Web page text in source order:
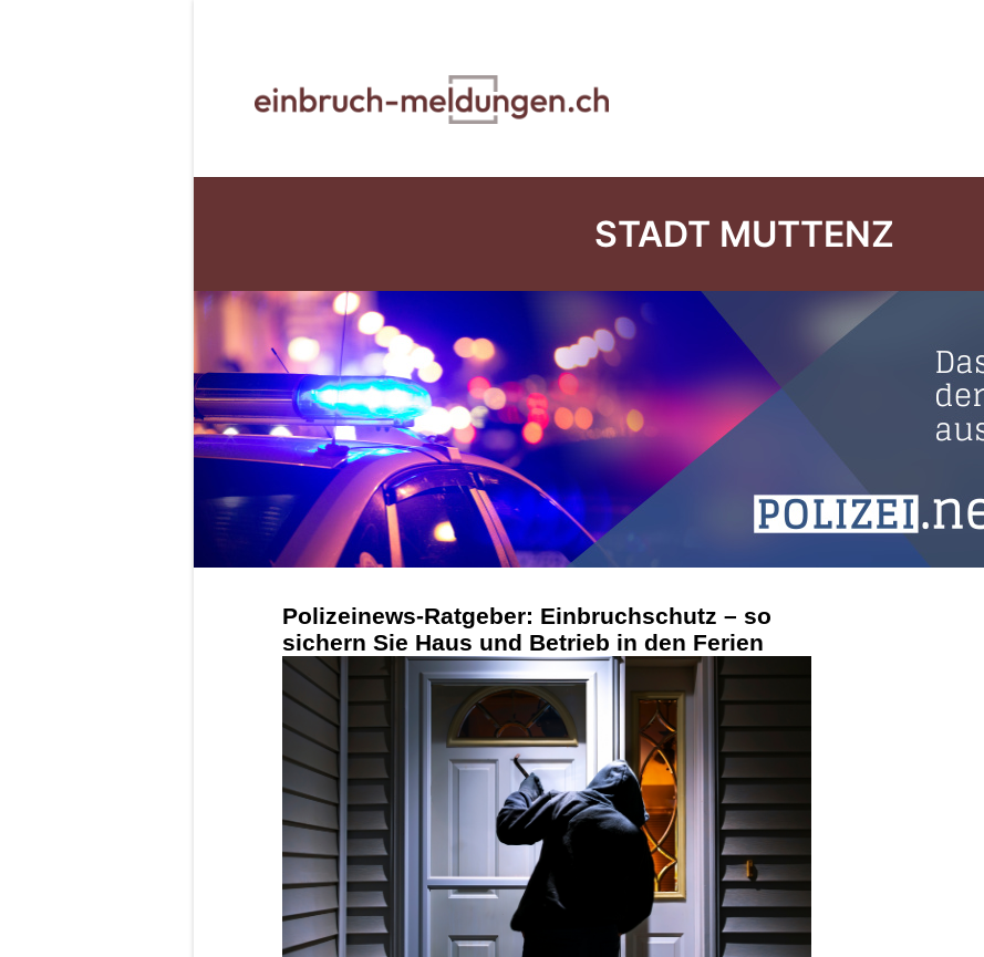
STADT MUTTENZ
Polizeinews-Ratgeber: Einbruchschutz – so
sichern Sie Haus und Betrieb in den Ferien